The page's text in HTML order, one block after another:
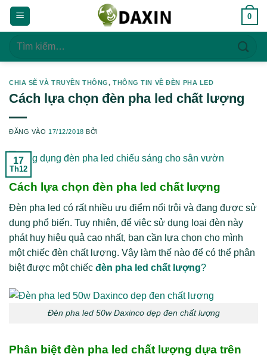
Bỏ
qua
dung
0
Tìm
CHIA SẼ VÀ TRUYỀN THÔNG,THÔNG TIN VỀ ĐÈN PHA LED
Cách lựa chọn đèn pha led chất lượng
ĐĂNG VÀO 17/12/2018 BỞI
17
Th12
Cách lựa chọn đèn pha led chất lượng
Đèn pha led có rất nhiều ưu điểm nổi trội và đang được sử
dụng phổ biến. Tuy nhiên, để việc sử dụng loại đèn này
phát huy hiệu quả cao nhất, bạn cần lựa chọn cho mình
một chiếc đèn chất lượng. Vậy làm thế nào để có thể phân
biệt được một chiếc đèn pha led chất lượng?
Đèn pha led 50w Daxinco dẹp đen chất lượng
Phân biệt đèn pha led chất lượng dựa trên